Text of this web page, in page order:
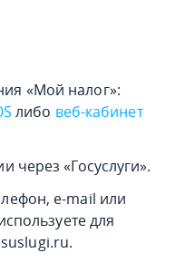
«Мой налог»:
либо веб-кабинет
через «Госуслуги».
e-mail или
для